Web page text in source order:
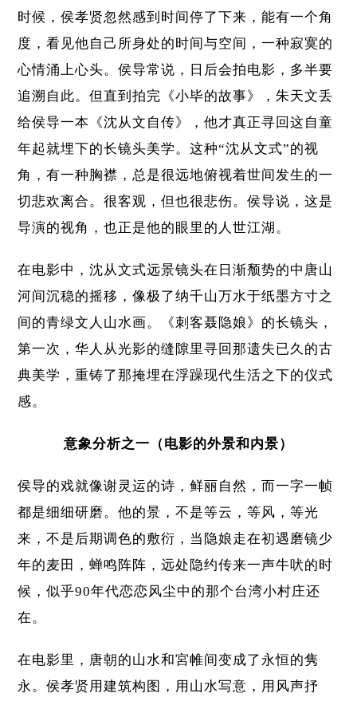
时候，侯孝贤忽然感到时间停了下来，能有一个角
度，看见他自己所身处的时间与空间，一种寂寞的
心情涌上心头。侯导常说，日后会拍电影，多半要
追溯自此。但直到拍完《小毕的故事》，朱天文丢
给侯导一本《沈从文自传》，他才真正寻回这自童
年起就埋下的长镜头美学。这种“沈从文式”的视
角，有一种胸襟，总是很远地俯视着世间发生的一
切悲欢离合。很客观，但也很悲伤。侯导说，这是
导演的视角，也正是他的眼里的人世江湖。
在电影中，沈从文式远景镜头在日渐颓势的中唐山
河间沉稳的摇移，像极了纳千山万水于纸墨方寸之
间的青绿文人山水画。《刺客聂隐娘》的长镜头，
第一次，华人从光影的缝隙里寻回那遗失已久的古
典美学，重铸了那掩埋在浮躁现代生活之下的仪式
感。
意象分析之一（电影的外景和内景）
侯导的戏就像谢灵运的诗，鲜丽自然，而一字一帧
都是细细研磨。他的景，不是等云，等风，等光
来，不是后期调色的敷衍，当隐娘走在初遇磨镜少
年的麦田，蝉鸣阵阵，远处隐约传来一声牛吠的时
候，似乎90年代恋恋风尘中的那个台湾小村庄还
在。
在电影里，唐朝的山水和宮帷间变成了永恒的隽
永。侯孝贤用建筑构图，用山水写意，用风声抒